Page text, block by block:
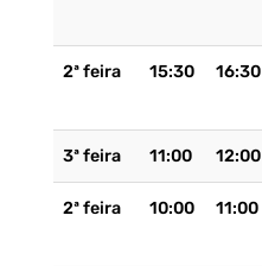
2ª feira 15:30 16:30
3ª feira 11:00 12:00
2ª feira 10:00 11:00